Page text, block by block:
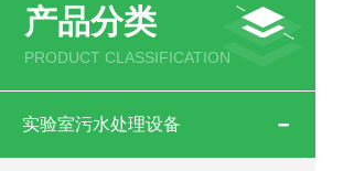
产品分类
PRODUCT CLASSIFICATION
实验室污水处理设备